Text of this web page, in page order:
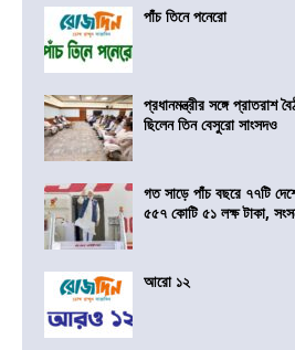
পাঁচ তিনে পনেরো
প্রধানমন্ত্রীর সঙ্গে প্রাতরাশ
ছিলেন তিন বেসুরো সাংসদও
গত সাড়ে পাঁচ বছরে ৭৭টি
৫৫৭ কোটি ৫১ লক্ষ টাকা,
আরো ১২